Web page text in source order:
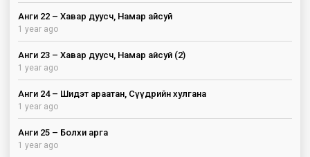
Анги 22 – Хавар дуусч, Намар айсуй
1 year ago
Анги 23 – Хавар дуусч, Намар айсуй (2)
1 year ago
Анги 24 – Шидэт араатан, Сүүдрийн хулгана
1 year ago
Анги 25 – Болхи арга
1 year ago